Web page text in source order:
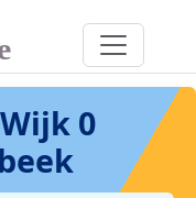
Wijk 0